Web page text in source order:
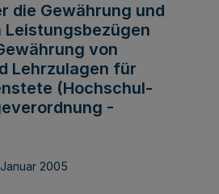
die Gewährung und
Leistungsbezügen
von
Lehrzulagen für
(Hochschul-
-
2005